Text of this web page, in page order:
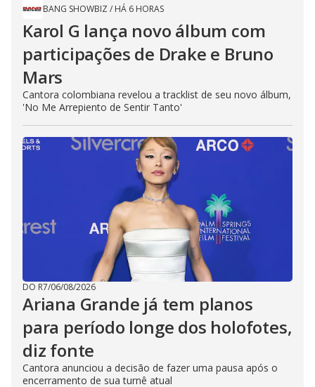
BANG SHOWBIZ / HÁ 6 HORAS
Karol G lança novo álbum com
participações de Drake e Bruno
Mars
Cantora colombiana revelou a ​tracklist de seu novo álbum,
'No Me Arrepiento de Sentir Tanto'
DO R7/06/08/2026
Ariana Grande já tem planos
para período longe dos holofotes,
diz fonte
Cantora anunciou a decisão de fazer uma pausa após o
encerramento de sua turnê atual